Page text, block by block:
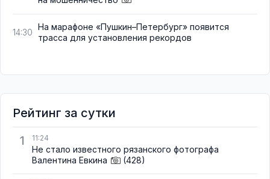
14:30
На марафоне «Пушкин–Петербург» появится
трасса для установления рекордов
Рейтинг за сутки
1
11:24
Не стало известного рязанского фотографа
Валентина Евкина
(428)